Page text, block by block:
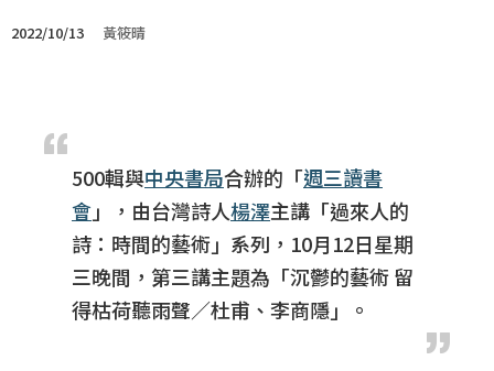
2022/10/13 黃筱晴
500輯與中央書局合辦的「週三讀書
會」，由台灣詩人楊澤主講「過來人的
詩：時間的藝術」系列，10月12日星期
三晚間，第三講主題為「沉鬱的藝術 留
得枯荷聽雨聲／杜甫、李商隱」。